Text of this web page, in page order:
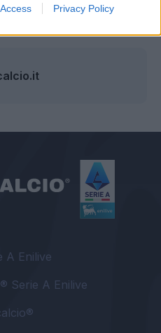
Privacy Policy
A Enilive
Serie A Enilive